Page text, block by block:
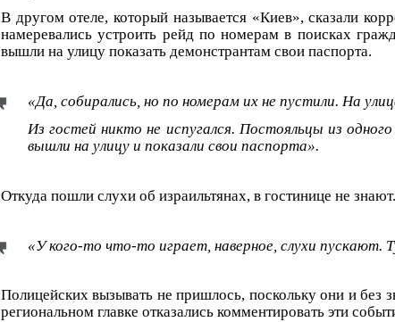
В другом отеле, который называется «Киев», сказали
намеревались устроить рейд по номерам в поисках
вышли на улицу показать демонстрантам свои паспорта.
«Да, собирались, но по номерам их не пустили. На
Из гостей никто не испугался. Постояльцы из
вышли на улицу и показали свои паспорта».
Откуда пошли слухи об израильтянах, в гостинице не знают.
«У кого-то что-то играет, наверное, слухи пускают.
Полицейских вызывать не пришлось, поскольку они и без
региональном главке отказались комментировать эти